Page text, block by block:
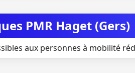
PMR Haget (Gers)
aux personnes à mobilité